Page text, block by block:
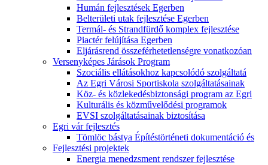
Humán fejlesztések Egerben
Belterületi utak fejlesztése Egerben
Termál- és Strandfürdő komplex fejlesztése
Piactér felújítása Egerben
Eljárásrend összeférhetetlenségre vonatkozóan
Versenyképes Járások Program
Szociális ellátásokhoz kapcsolódó szolgáltatá
Az Egri Városi Sportiskola szolgáltatásainak
Köz- és közlekedésbiztonsági program az Egri
Kulturális és közművelődési programok
EVSI szolgáltatásainak biztosítása
Egri vár fejlesztés
Tömlöc bástya Építéstörténeti dokumentáció és
Fejlesztési projektek
Energia menedzsment rendszer fejlesztése